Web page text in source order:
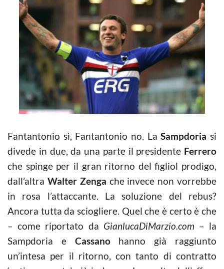
Fantantonio sì, Fantantonio no. LaSampdoria si
divede in due, da una parte il presidente Ferrero
che spinge per il gran ritorno del figliol prodigo,
dall’altra Walter Zenga che invece non vorrebbe
in rosa l’attaccante. La soluzione del rebus?
Ancora tutta da sciogliere. Quel che è certo è che
– come riportato da GianlucaDiMarzio.com – la
Sampdoria eCassanohanno già raggiunto
un’intesa per il ritorno, con tanto di contratto